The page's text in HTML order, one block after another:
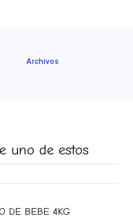
Archivos
uno de estos
DE BEBE 4KG